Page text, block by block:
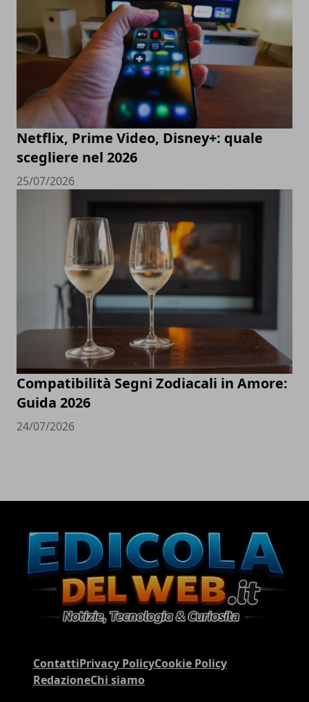
Netflix, Prime Video, Disney+: quale
scegliere nel 2026
25/07/2026
Compatibilità Segni Zodiacali in Amore:
Guida 2026
24/07/2026
ContattiPrivacy PolicyCookie Policy
RedazioneChi siamo